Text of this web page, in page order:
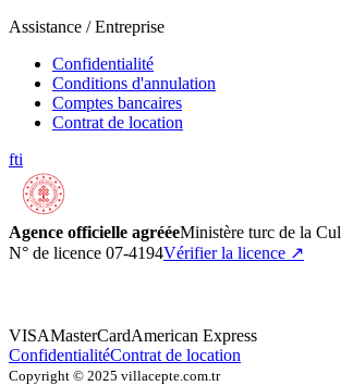
Assistance / Entreprise
Confidentialité
Conditions d'annulation
Comptes bancaires
Contrat de location
fti
Agence officielle agrééeMinistère turc de la
N° de licence 07-4194Vérifier la licence ↗
VISAMasterCardAmerican Express
ConfidentialitéContrat de location
Copyright © 2025 villacepte.com.tr